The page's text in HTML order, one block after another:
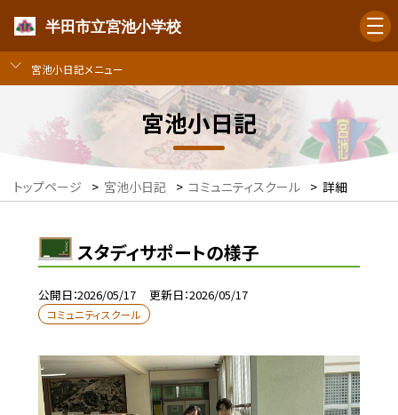
半田市立宮池小学校
宮池小日記メニュー
宮池小日記
トップページ > 宮池小日記 > コミュニティスクール > 詳細
スタディサポートの様子
公開日 2026/05/17 更新日 2026/05/17
コミュニティスクール